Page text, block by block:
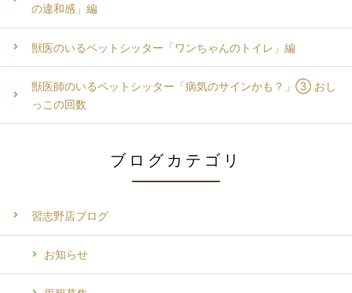
の違和感」編
獣医のいるペットシッター「ワンちゃんのトイレ」編
獣医師のいるペットシッター「病気のサインかも？」③ おし
っこの回数
ブログカテゴリ
習志野店ブログ
お知らせ